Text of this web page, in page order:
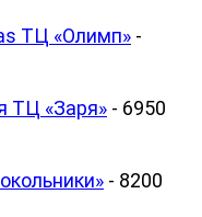
ТЦ «Олимп» -
ТЦ «Заря» - 6950
- 8200